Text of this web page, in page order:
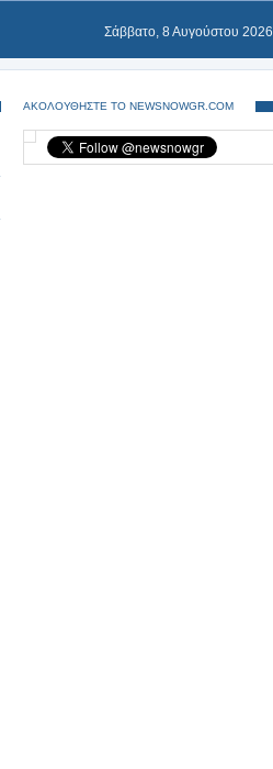
Σάββατο, 8 Αυγούστου 2026
ΑΚΟΛΟΥΘΗΣΤΕ ΤΟ NEWSNOWGR.COM